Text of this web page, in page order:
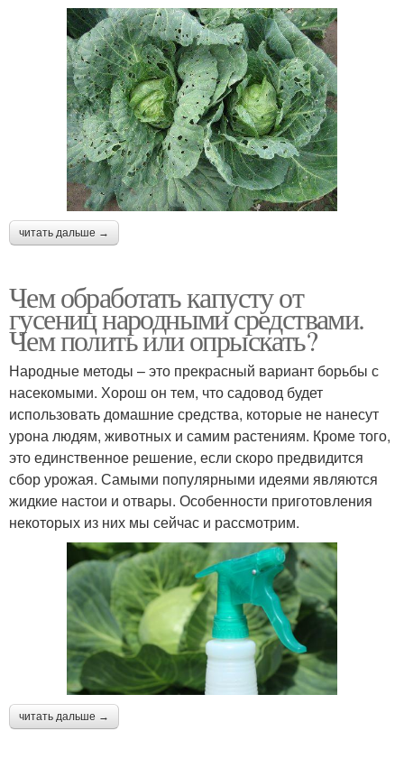
читать дальше →
Чем обработать капусту от
гусениц народными средствами.
Чем полить или опрыскать?
Народные методы – это прекрасный вариант борьбы с
насекомыми. Хорош он тем, что садовод будет
использовать домашние средства, которые не нанесут
урона людям, животных и самим растениям. Кроме того,
это единственное решение, если скоро предвидится
сбор урожая. Самыми популярными идеями являются
жидкие настои и отвары. Особенности приготовления
некоторых из них мы сейчас и рассмотрим.
читать дальше →